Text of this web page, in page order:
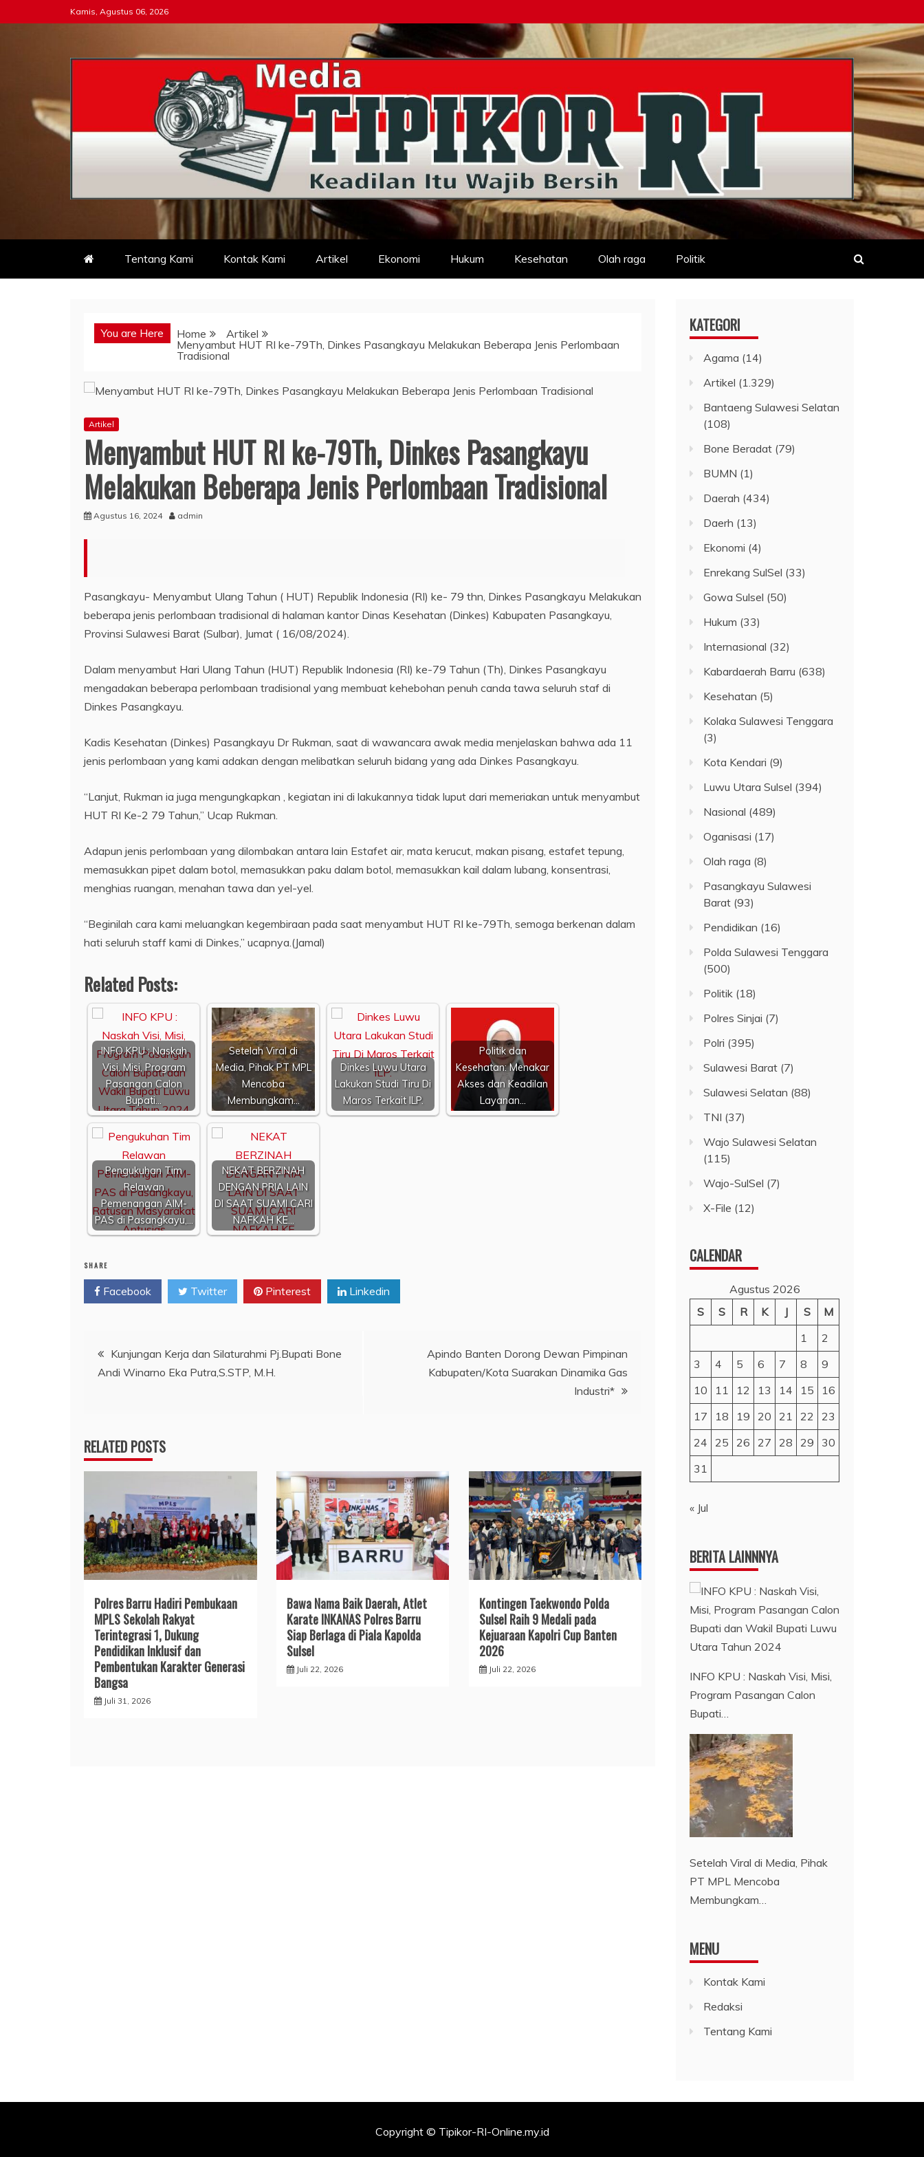
to
Kamis, Agustus 06, 2026
Tipikor-ri-online.my.id
Keadilan Itu Wajib Bersih
Tentang Kami Kontak Kami Artikel Ekonomi Hukum Kesehatan Olah raga Politik
You are Here Home
Artikel
Menyambut HUT RI ke-79Th, Dinkes Pasangkayu Melakukan Beberapa Jenis Perlombaan
Tradisional
Artikel
Menyambut HUT RI ke-79Th, Dinkes Pasangkayu
Melakukan Beberapa Jenis Perlombaan Tradisional
Agustus 16, 2024 admin
Pasangkayu- Menyambut Ulang Tahun ( HUT) Republik Indonesia (RI) ke- 79 thn, Dinkes Pasangkayu Melakukan
beberapa jenis perlombaan tradisional di halaman kantor Dinas Kesehatan (Dinkes) Kabupaten Pasangkayu,
Provinsi Sulawesi Barat (Sulbar), Jumat ( 16/08/2024).
Dalam menyambut Hari Ulang Tahun (HUT) Republik Indonesia (RI) ke-79 Tahun (Th), Dinkes Pasangkayu
mengadakan beberapa perlombaan tradisional yang membuat kehebohan penuh canda tawa seluruh staf di
Dinkes Pasangkayu.
Kadis Kesehatan (Dinkes) Pasangkayu Dr Rukman, saat di wawancara awak media menjelaskan bahwa ada 11
jenis perlombaan yang kami adakan dengan melibatkan seluruh bidang yang ada Dinkes Pasangkayu.
“Lanjut, Rukman ia juga mengungkapkan , kegiatan ini di lakukannya tidak luput dari memeriakan untuk menyambut
HUT RI Ke-2 79 Tahun,” Ucap Rukman.
Adapun jenis perlombaan yang dilombakan antara lain Estafet air, mata kerucut, makan pisang, estafet tepung,
memasukkan pipet dalam botol, memasukkan paku dalam botol, memasukkan kail dalam lubang, konsentrasi,
menghias ruangan, menahan tawa dan yel-yel.
“Beginilah cara kami meluangkan kegembiraan pada saat menyambut HUT RI ke-79Th, semoga berkenan dalam
hati seluruh staff kami di Dinkes,” ucapnya.(Jamal)
Related Posts:
INFO KPU : Naskah
Visi, Misi, Program
Pasangan Calon
Bupati…
Setelah Viral di
Media, Pihak PT MPL
Mencoba
Membungkam…
Dinkes Luwu Utara
Lakukan Studi Tiru Di
Maros Terkait ILP.
Politik dan
Kesehatan: Menakar
Akses dan Keadilan
Layanan…
Pengukuhan Tim
Relawan
Pemenangan AIM-
PAS di Pasangkayu,…
NEKAT BERZINAH
DENGAN PRIA LAIN
DI SAAT SUAMI CARI
NAFKAH KE…
SHARE
Facebook Twitter Pinterest Linkedin
Navigasi
pos
Kunjungan Kerja dan Silaturahmi Pj.Bupati Bone
Andi Winarno Eka Putra,S.STP, M.H.
Apindo Banten Dorong Dewan Pimpinan
Kabupaten/Kota Suarakan Dinamika Gas
Industri*
RELATED POSTS
Polres Barru Hadiri Pembukaan
MPLS Sekolah Rakyat
Terintegrasi 1, Dukung
Pendidikan Inklusif dan
Pembentukan Karakter Generasi
Bangsa
Juli 31, 2026
​Bawa Nama Baik Daerah, Atlet
Karate INKANAS Polres Barru
Siap Berlaga di Piala Kapolda
Sulsel
Juli 22, 2026
Kontingen Taekwondo Polda
Sulsel Raih 9 Medali pada
Kejuaraan Kapolri Cup Banten
2026
Juli 22, 2026
KATEGORI
Agama (14)
Artikel (1.329)
Bantaeng Sulawesi Selatan
(108)
Bone Beradat (79)
BUMN (1)
Daerah (434)
Daerh (13)
Ekonomi (4)
Enrekang SulSel (33)
Gowa Sulsel (50)
Hukum (33)
Internasional (32)
Kabardaerah Barru (638)
Kesehatan (5)
Kolaka Sulawesi Tenggara
(3)
Kota Kendari (9)
Luwu Utara Sulsel (394)
Nasional (489)
Oganisasi (17)
Olah raga (8)
Pasangkayu Sulawesi
Barat (93)
Pendidikan (16)
Polda Sulawesi Tenggara
(500)
Politik (18)
Polres Sinjai (7)
Polri (395)
Sulawesi Barat (7)
Sulawesi Selatan (88)
TNI (37)
Wajo Sulawesi Selatan
(115)
Wajo-SulSel (7)
X-File (12)
CALENDAR
Agustus 2026
S
S R K J S
M
1
2
3
4 5 6 7 8
9
10
11 12 13 14 15
16
17
18 19 20 21 22
23
24
25 26 27 28 29
30
31
« Jul
BERITA LAINNNYA
INFO KPU : Naskah Visi, Misi,
Program Pasangan Calon
Bupati…
Setelah Viral di Media, Pihak
PT MPL Mencoba
Membungkam…
MENU
Kontak Kami
Redaksi
Tentang Kami
Copyright © Tipikor-RI-Online.my.id